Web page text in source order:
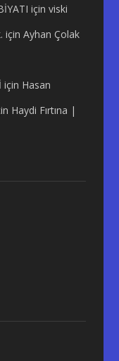
içinviski
içinAyhan Çolak
için Hasan
Haydi Fırtına |